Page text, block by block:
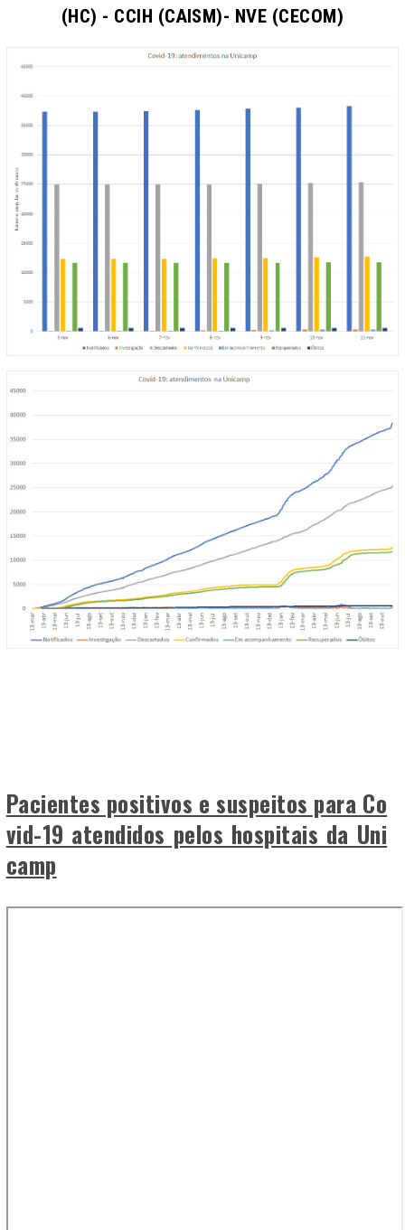
(HC) - CCIH (CAISM)- NVE (CECOM)
Pacientes positivos e suspeitos para Co
vid-19 atendidos pelos hospitais da Uni
camp